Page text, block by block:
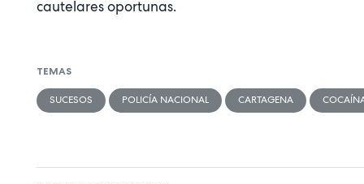
cautelares oportunas.
TEMAS
SUCESOS POLICÍA NACIONAL CARTAGENA